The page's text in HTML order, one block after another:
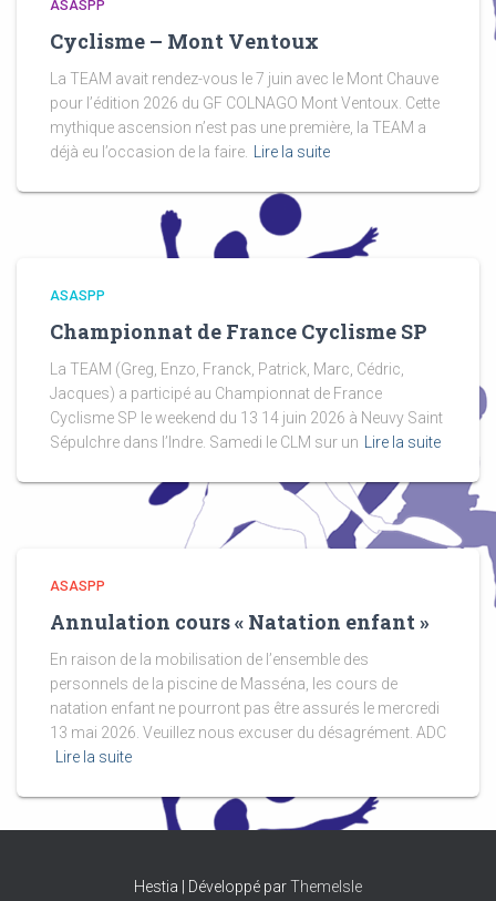
ASASPP
Cyclisme – Mont Ventoux
La TEAM avait rendez-vous le 7 juin avec le Mont Chauve
pour l’édition 2026 du GF COLNAGO Mont Ventoux. Cette
mythique ascension n’est pas une première, la TEAM a
déjà eu l’occasion de la faire.
Lire la suite
ASASPP
Championnat de France Cyclisme SP
La TEAM (Greg, Enzo, Franck, Patrick, Marc, Cédric,
Jacques) a participé au Championnat de France
Cyclisme SP le weekend du 13 14 juin 2026 à Neuvy Saint
Sépulchre dans l’Indre. Samedi le CLM sur un
Lire la suite
ASASPP
Annulation cours « Natation enfant »
En raison de la mobilisation de l’ensemble des
personnels de la piscine de Masséna, les cours de
natation enfant ne pourront pas être assurés le mercredi
13 mai 2026. Veuillez nous excuser du désagrément. ADC
Lire la suite
Hestia | Développé parThemeIsle